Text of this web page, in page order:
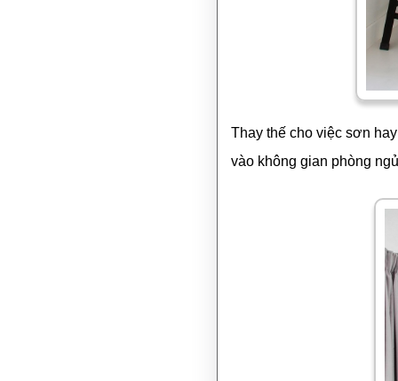
Thay thế cho việc sơn
vào không gian phòng